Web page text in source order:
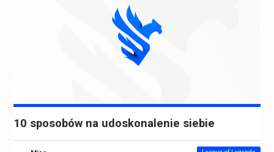
10 sposobów na udoskonalenie siebie